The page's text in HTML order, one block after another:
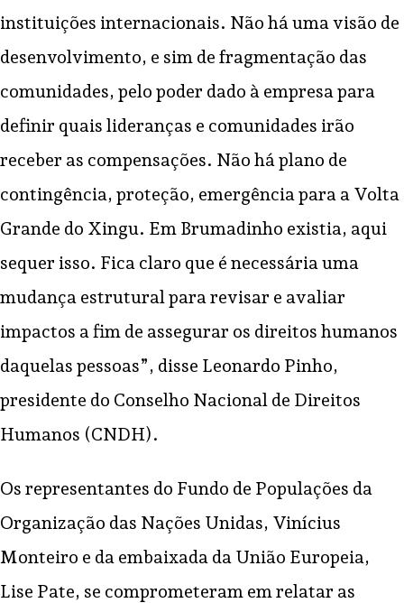
instituições internacionais. Não há uma visão de
desenvolvimento, e sim de fragmentação das
comunidades, pelo poder dado à empresa para
definir quais lideranças e comunidades irão
receber as compensações. Não há plano de
contingência, proteção, emergência para a Volta
Grande do Xingu. Em Brumadinho existia, aqui
sequer isso. Fica claro que é necessária uma
mudança estrutural para revisar e avaliar
impactos a fim de assegurar os direitos humanos
daquelas pessoas”, disse Leonardo Pinho,
presidente do Conselho Nacional de Direitos
Humanos (CNDH).
Os representantes do Fundo de Populações da
Organização das Nações Unidas, Vinícius
Monteiro e da embaixada da União Europeia,
Lise Pate, se comprometeram em relatar as